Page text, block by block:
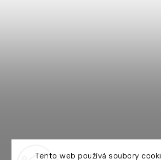
Tento web používá soubory